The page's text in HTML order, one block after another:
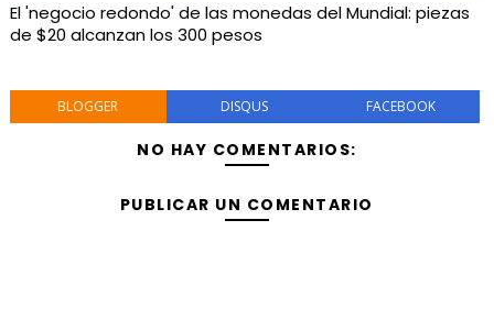
El 'negocio redondo' de las monedas del Mundial: piezas
de $20 alcanzan los 300 pesos
BLOGGER DISQUS FACEBOOK
NO HAY COMENTARIOS:
PUBLICAR UN COMENTARIO